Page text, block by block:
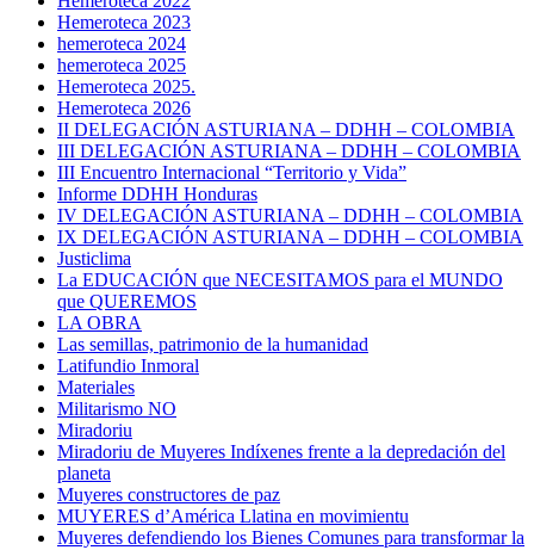
Hemeroteca 2023
hemeroteca 2024
hemeroteca 2025
Hemeroteca 2025.
Hemeroteca 2026
II DELEGACIÓN ASTURIANA – DDHH – COLOMBIA
III DELEGACIÓN ASTURIANA – DDHH – COLOMBIA
III Encuentro Internacional “Territorio y Vida”
Informe DDHH Honduras
IV DELEGACIÓN ASTURIANA – DDHH – COLOMBIA
IX DELEGACIÓN ASTURIANA – DDHH – COLOMBIA
Justiclima
La EDUCACIÓN que NECESITAMOS para el MUNDO
que QUEREMOS
LA OBRA
Las semillas, patrimonio de la humanidad
Latifundio Inmoral
Materiales
Militarismo NO
Miradoriu
Miradoriu de Muyeres Indíxenes frente a la depredación del
planeta
Muyeres constructores de paz
MUYERES d’América Llatina en movimientu
Muyeres defendiendo los Bienes Comunes para transformar la